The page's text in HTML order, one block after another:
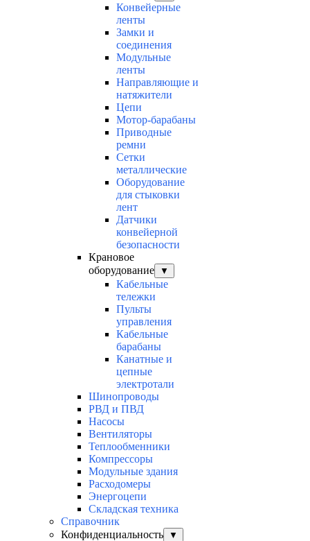
Конвейерные
ленты
Замки и
соединения
Модульные
ленты
Направляющие и
натяжители
Цепи
Мотор-барабаны
Приводные
ремни
Сетки
металлические
Оборудование
для стыковки
лент
Датчики
конвейерной
безопасности
Крановое
оборудование
▼
Кабельные
тележки
Пульты
управления
Кабельные
барабаны
Канатные и
цепные
электротали
Шинопроводы
РВД и ПВД
Насосы
Вентиляторы
Теплообменники
Компрессоры
Модульные здания
Расходомеры
Энергоцепи
Складская техника
Справочник
Конфиденциальность
▼